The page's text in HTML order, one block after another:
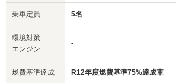
乗車定員 5名
環境対策
エンジン
-
燃費基準達成 R12年度燃費基準75%達成車